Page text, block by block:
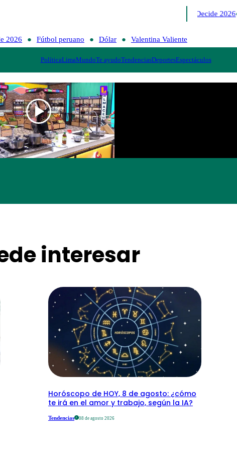
Perú Decide 2026
2026 Fútbol peruano Dólar Valentina Valiente
PolíticaLimaMundoTe ayudoTendenciasDeportesEspectáculos
interesar
Horóscopo de HOY, 8 de agosto: ¿cómo
te irá en el amor y trabajo, según la IA?
Tendencias 08 de agosto 2026